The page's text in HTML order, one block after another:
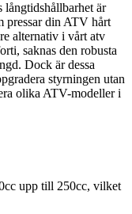
långtidshållbarhet är
pressar din ATV hårt
alternativ i vårt atv
saknas den robusta
Dock är dessa
styrningen utan
olika ATV-modeller i
upp till 250cc, vilket